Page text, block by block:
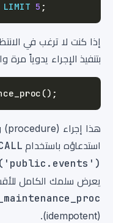
LIMIT 5 ;
إذا كنت لا ترغب في
بتنفيذ الإجراء يدوياً مرة
() ;
استدعاؤه باستخدام
يعرض سلمك الكامل
(idempotent).